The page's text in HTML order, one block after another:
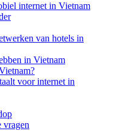
internet in Vietnam
van hotels in
in Vietnam
voor internet in
vragen